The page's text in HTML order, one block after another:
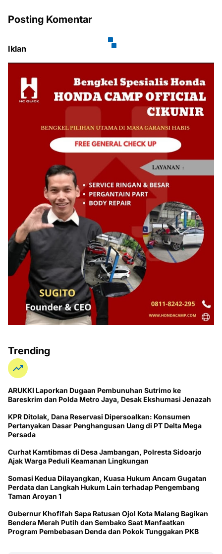
Posting Komentar
Iklan
Trending
ARUKKI Laporkan Dugaan Pembunuhan Sutrimo ke
Bareskrim dan Polda Metro Jaya, Desak Ekshumasi Jenazah
KPR Ditolak, Dana Reservasi Dipersoalkan: Konsumen
Pertanyakan Dasar Penghangusan Uang di PT Delta Mega
Persada
Curhat Kamtibmas di Desa Jambangan, Polresta Sidoarjo
Ajak Warga Peduli Keamanan Lingkungan
Somasi Kedua Dilayangkan, Kuasa Hukum Ancam Gugatan
Perdata dan Langkah Hukum Lain terhadap Pengembang
Taman Aroyan 1
Gubernur Khofifah Sapa Ratusan Ojol Kota Malang Bagikan
Bendera Merah Putih dan Sembako Saat Manfaatkan
Program Pembebasan Denda dan Pokok Tunggakan PKB